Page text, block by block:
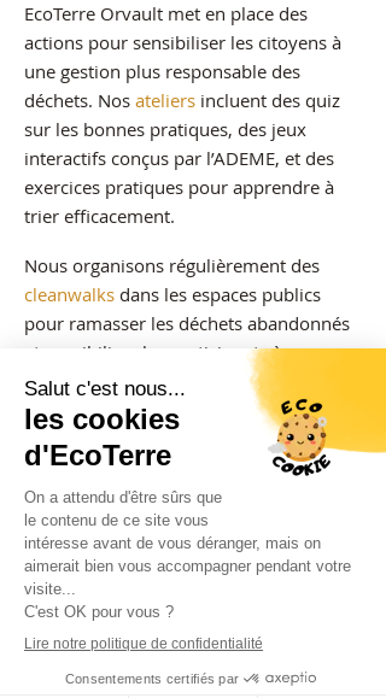
EcoTerre Orvault met en place des
actions pour sensibiliser les citoyens à
une gestion plus responsable des
déchets. Nos ateliers incluent des quiz
sur les bonnes pratiques, des jeux
interactifs conçus par l’ADEME, et des
exercices pratiques pour apprendre à
trier efficacement.
Nous organisons régulièrement des
cleanwalks dans les espaces publics
pour ramasser les déchets abandonnés
et sensibiliser les participants à
l’importance d’un environnement
propre. Ces actions sont des moments
de convivialité et d’impact direct sur
notre cadre de vie.
Par ailleurs, nous participons aux
Cleanup Days, une initiative qui vise à
réduire notre empreinte écologique
numérique en triant et supprimant les
fichiers inutiles, mails stockés ou
souvent ignoré, contribue à limiter la